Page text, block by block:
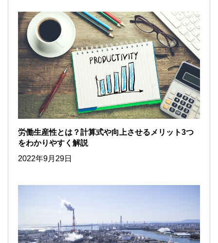
労働生産性とは？計算式や向上させるメリット3つ
をわかりやすく解説
2022年9月29日